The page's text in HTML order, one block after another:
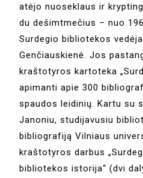
atėjo nuoseklaus ir
du dešimtmečius – nuo
Surdegio bibliotekos
Genčiauskienė. Jos
kraštotyros kartoteka
apimanti apie 300
spaudos leidinių. Kartu su
Janoniu, studijavusiu
bibliografiją Vilniaus
kraštotyros darbus
bibliotekos istorija“ (dvi